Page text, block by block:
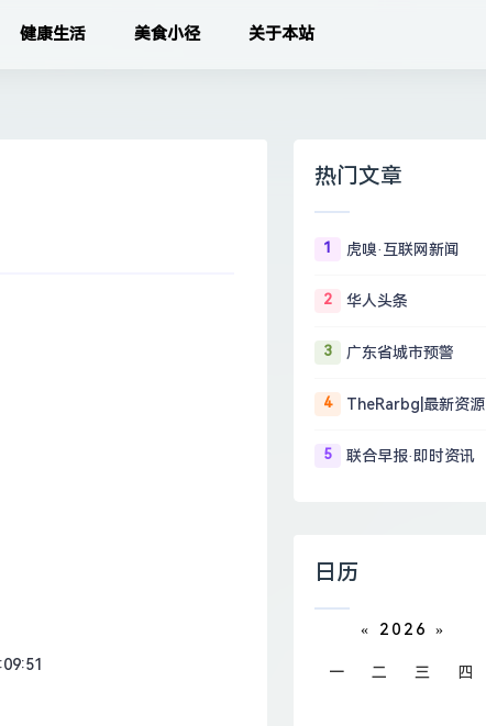
健康生活 美食小径 关于本站
热门文章
1 虎嗅·互联网新闻
2 华人头条
3 广东省城市预警
4 TheRarbg|最新资源
5 联合早报·即时资讯
日历
« 2026 »
一 二 三 四